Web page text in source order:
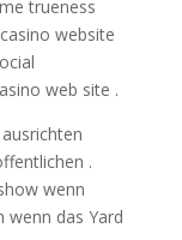
trueness
website
web site .
.
wenn
wenn das Yard